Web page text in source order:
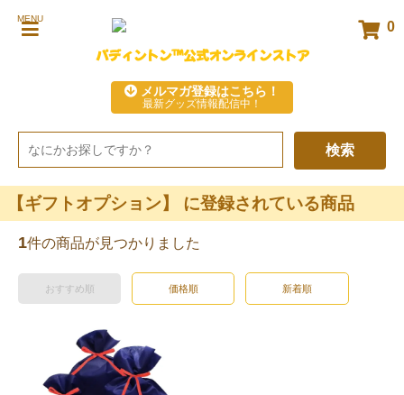
MENU 0
パディントン™公式オンラインストア
メルマガ登録はこちら！
最新グッズ情報配信中！
検索
【ギフトオプション】 に登録されている商品
1件の商品が見つかりました
おすすめ順 価格順 新着順